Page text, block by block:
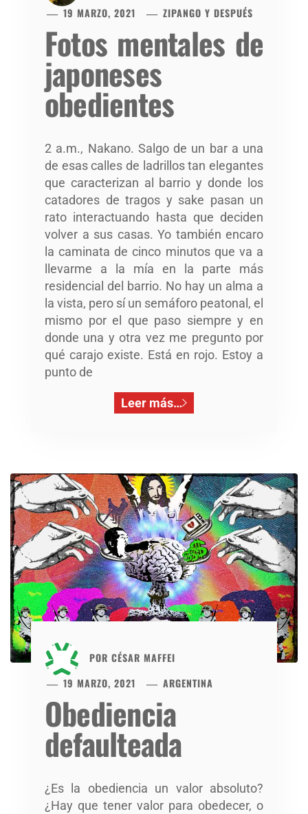
19 MARZO, 2021
ZIPANGO Y DESPUÉS
Fotos mentales de
japoneses
obedientes
2 a.m., Nakano. Salgo de un bar a una
de esas calles de ladrillos tan elegantes
que caracterizan al barrio y donde los
catadores de tragos y sake pasan un
rato interactuando hasta que deciden
volver a sus casas. Yo también encaro
la caminata de cinco minutos que va a
llevarme a la mía en la parte más
residencial del barrio. No hay un alma a
la vista, pero sí un semáforo peatonal, el
mismo por el que paso siempre y en
donde una y otra vez me pregunto por
qué carajo existe. Está en rojo. Estoy a
punto de
Leer más…
POR CÉSAR MAFFEI
19 MARZO, 2021
ARGENTINA
Obediencia
defaulteada
¿Es la obediencia un valor absoluto?
¿Hay que tener valor para obedecer, o